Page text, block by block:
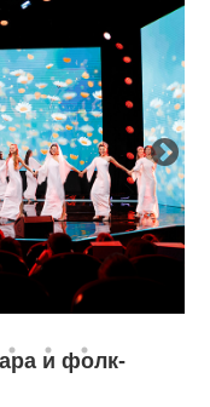
и фолк-